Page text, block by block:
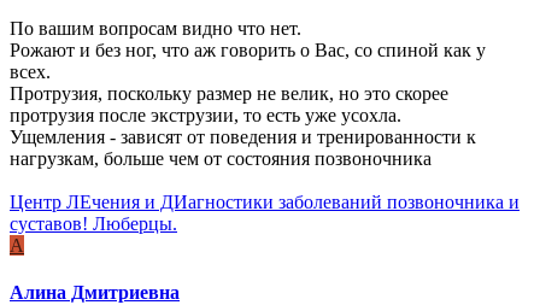
По вашим вопросам видно что нет.
Рожают и без ног, что аж говорить о Вас, со спиной как у
всех.
Протрузия, поскольку размер не велик, но это скорее
протрузия после экструзии, то есть уже усохла.
Ущемления - зависят от поведения и тренированности к
нагрузкам, больше чем от состояния позвоночника
Центр ЛЕчения и ДИагностики заболеваний позвоночника и
суставов! Люберцы.
А
Алина Дмитриевна